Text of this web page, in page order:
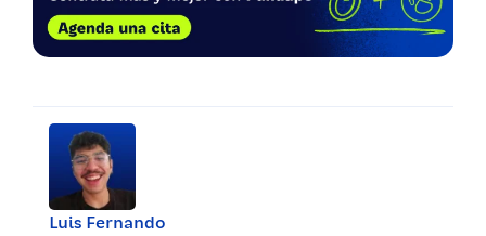
Luis Fernando